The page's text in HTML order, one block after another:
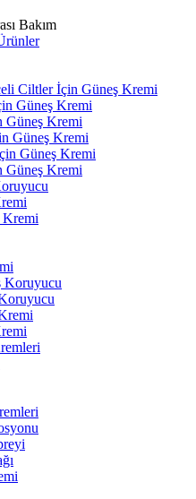
Bakım
Ciltler İçin Güneş Kremi
Güneş Kremi
Kremi
Güneş Kremi
Güneş Kremi
Güneş Kremi
Kremi
Koruyucu